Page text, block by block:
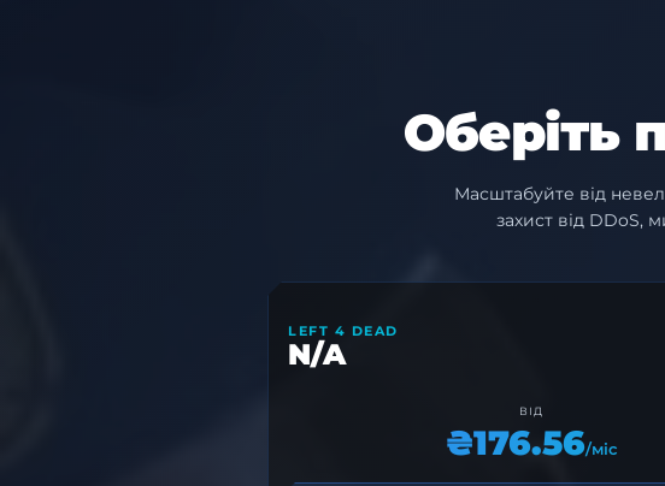
Оберіть
Масштабуйте від
захист від DDoS,
LEFT 4 DEAD
N/A
ВІД
₴176.56/міс